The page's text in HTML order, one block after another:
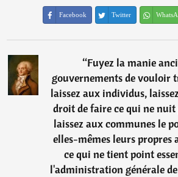
Facebook Twitter
“Fuyez la manie
gouvernements de vouloir
laissez aux individus,
droit de faire ce qui ne
laissez aux communes le
elles-mêmes leurs propres
ce qui ne tient point
l'administration générale